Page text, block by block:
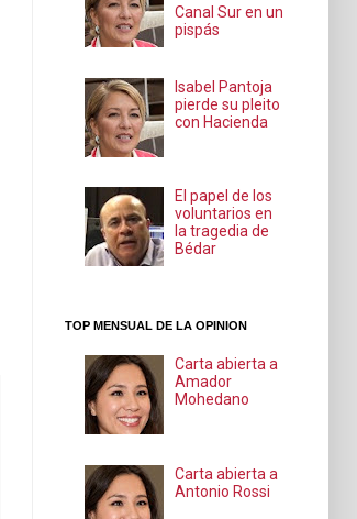
Canal Sur en un
pispás
Isabel Pantoja
pierde su pleito
con Hacienda
El papel de los
voluntarios en
la tragedia de
Bédar
TOP MENSUAL DE LA OPINION
Carta abierta a
Amador
Mohedano
Carta abierta a
Antonio Rossi